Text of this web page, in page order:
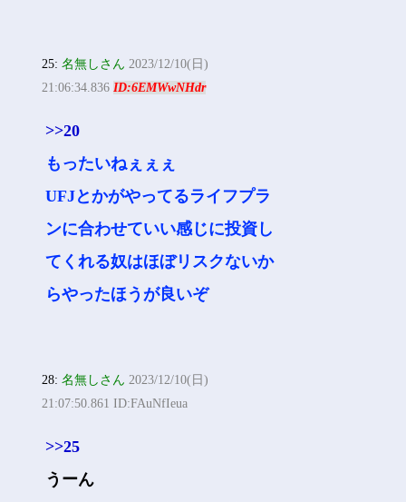
25:名無しさん 2023/12/10(日)
21:06:34.836ID:6EMWwNHdr
>>20
もったいねぇぇぇ
UFJとかがやってるライフプラ
ンに合わせていい感じに投資し
てくれる奴はほぼリスクないか
らやったほうが良いぞ
28:名無しさん 2023/12/10(日)
21:07:50.861 ID:FAuNfIeua
>>25
うーん